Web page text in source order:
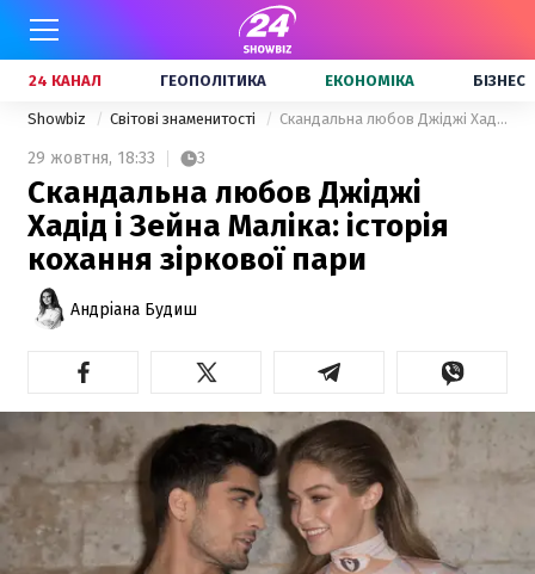
24 КАНАЛ ГЕОПОЛІТИКА ЕКОНОМІКА БІЗНЕС
Showbiz Світові знаменитості Скандальна любов Джіджі Хадід і Зейна Маліка: історія кохання зіркової пари
29 жовтня, 18:33 3
Скандальна любов Джіджі
Хадід і Зейна Маліка: історія
кохання зіркової пари
Андріана Будиш